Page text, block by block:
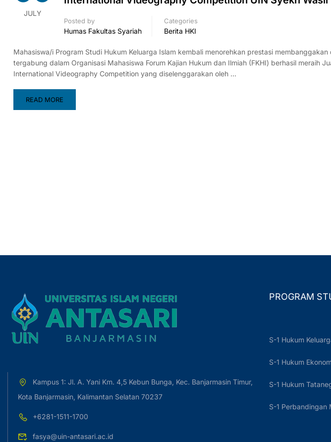
JULY
Posted by
Humas Fakultas Syariah
Categories
Berita HKI
Mahasiswa/i Program Studi Hukum Keluarga Islam kembali menorehkan prestasi
tergabung dalam Organisasi Mahasiswa Forum Kajian Hukum dan Ilmiah (FKHI) berhasil meraih
International Videography Competition yang diselenggarakan oleh …
READ MORE
Kampus 1: Jl. A. Yani Km. 4,5 Kebun Bunga, Kec. Banjarmasin Timur,
Kota Banjarmasin, Kalimantan Selatan 70237
+6281-1511-1700
fasya@uin-antasari.ac.id
PROGRAM
S-1 Hukum
S-1 Hukum
S-1 Hukum
S-1 Perbandingan